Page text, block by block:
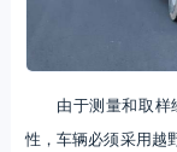
由于测量和取
性，车辆必须采用越